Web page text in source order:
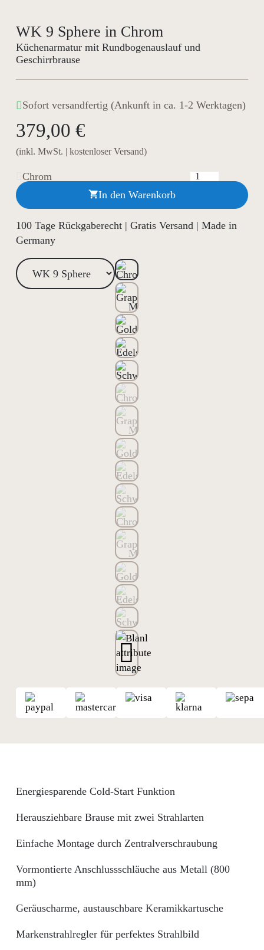
WK 9 Sphere in Chrom
Küchenarmatur mit Rundbogenauslauf und
Geschirrbrause
Sofort versandfertig (Ankunft in ca. 1-2 Werktagen)
379,00 €
(inkl. MwSt. | kostenloser Versand)
Chrom
In den Warenkorb
100 Tage Rückgaberecht | Gratis Versand | Made in
Germany
Energiesparende Cold-Start Funktion
Herausziehbare Brause mit zwei Strahlarten
Einfache Montage durch Zentralverschraubung
Vormontierte Anschlussschläuche aus Metall (800
mm)
Geräuscharme, austauschbare Keramikkartusche
Markenstrahlregler für perfektes Strahlbild